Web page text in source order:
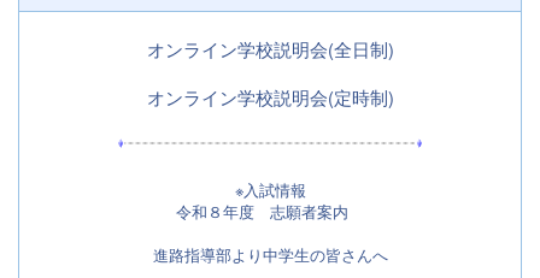
オンライン学校説明会(全日制)
オンライン学校説明会(定時制)
※入試情報
令和８年度 志願者案内
進路指導部より中学生の皆さんへ